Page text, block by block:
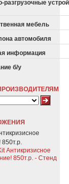
разгрузочные
мебель
автомобиля
информация
б/у